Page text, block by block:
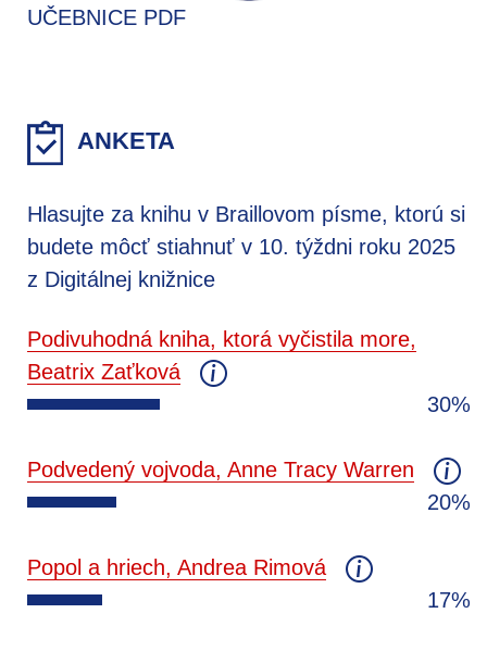
UČEBNICE PDF
ANKETA
Hlasujte za knihu v Braillovom písme, ktorú si
budete môcť stiahnuť v 10. týždni roku 2025
z Digitálnej knižnice
Podivuhodná kniha, ktorá vyčistila more,
Beatrix Zaťková
30%
Podvedený vojvoda, Anne Tracy Warren
20%
Popol a hriech, Andrea Rimová
17%